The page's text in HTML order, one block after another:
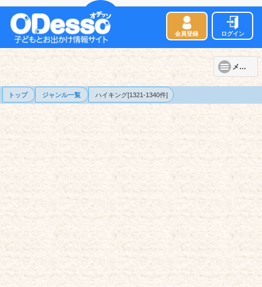
会員登録 ログイン
メニュー
トップ ジャンル一覧 ハイキング[1321-1340件]